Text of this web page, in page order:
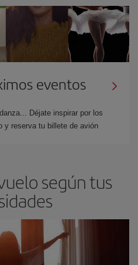
eventos
Déjate inspirar por los
y reserva tu billete de avión
según tus